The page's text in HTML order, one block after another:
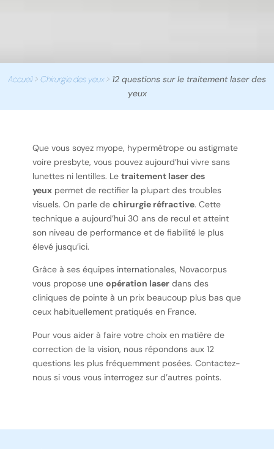
Accueil> Chirurgie des yeux> 12 questions sur le traitement laser des
yeux
Que vous soyez myope, hypermétrope ou astigmate
voire presbyte, vous pouvez aujourd’hui vivre sans
lunettes ni lentilles. Le traitement laser des
yeuxpermet de rectifier la plupart des troubles
visuels. On parle de chirurgie réfractive. Cette
technique a aujourd’hui 30 ans de recul et atteint
son niveau de performance et de fiabilité le plus
élevé jusqu’ici.
Grâce à ses équipes internationales, Novacorpus
vous propose une opération laserdans des
cliniques de pointe à un prix beaucoup plus bas que
ceux habituellement pratiqués en France.
Pour vous aider à faire votre choix en matière de
correction de la vision, nous répondons aux 12
questions les plus fréquemment posées. Contactez-
nous si vous vous interrogez sur d’autres points.